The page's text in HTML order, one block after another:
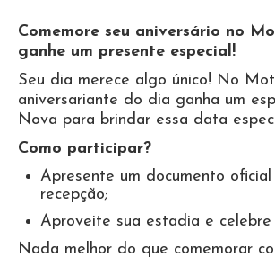
Comemore seu aniversário no
ganhe um presente especial!
Seu dia merece algo único! No
aniversariante do dia ganha um
Nova para brindar essa data
Como participar?
Apresente um documento
recepção;
Aproveite sua estadia e celebre
Nada melhor do que comemorar